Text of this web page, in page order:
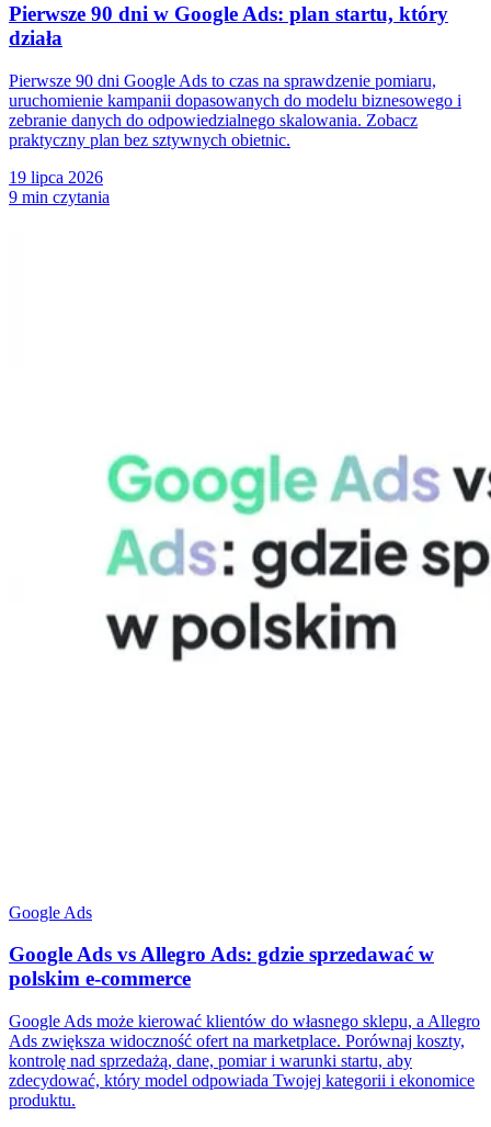
Pierwsze 90 dni w Google Ads: plan startu, który
działa
Pierwsze 90 dni Google Ads to czas na sprawdzenie pomiaru,
uruchomienie kampanii dopasowanych do modelu biznesowego i
zebranie danych do odpowiedzialnego skalowania. Zobacz
praktyczny plan bez sztywnych obietnic.
19 lipca 2026
9 min czytania
Google Ads
Google Ads vs Allegro Ads: gdzie sprzedawać w
polskim e-commerce
Google Ads może kierować klientów do własnego sklepu, a Allegro
Ads zwiększa widoczność ofert na marketplace. Porównaj koszty,
kontrolę nad sprzedażą, dane, pomiar i warunki startu, aby
zdecydować, który model odpowiada Twojej kategorii i ekonomice
produktu.